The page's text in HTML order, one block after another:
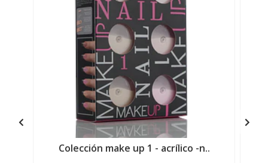
Colección make up 1 - acrílico -n..